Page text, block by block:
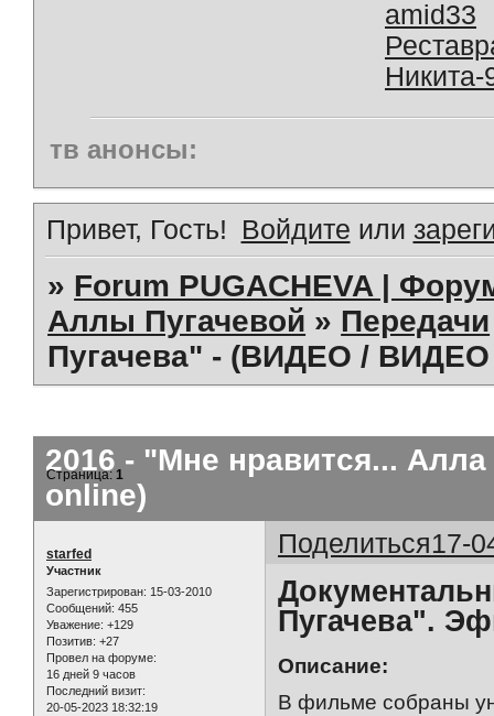
amid33
Никита-
тв анонсы:
Привет, Гость! Войдите или
» Forum PUGACHEVA |
Аллы Пугачевой » Передачи
Пугачева" - (ВИДЕО / ВИДЕО
2016 - "Мне нравится...
online)
Страница:1
Поделиться17-
starfed
Участник
Зарегистрирован: 15-03-2010
Сообщений: 455
Уважение: +129
Позитив: +27
Провел на форуме:
16 дней 9 часов
Последний визит:
20-05-2023 18:32:19
Пугачева".
Описание:
В фильме собраны